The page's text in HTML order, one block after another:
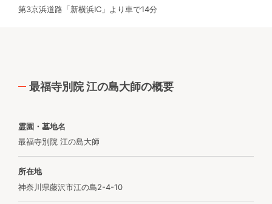
第3京浜道路「新横浜IC」より車で14分
最福寺別院 江の島大師の概要
霊園・墓地名
最福寺別院 江の島大師
所在地
神奈川県藤沢市江の島2-4-10